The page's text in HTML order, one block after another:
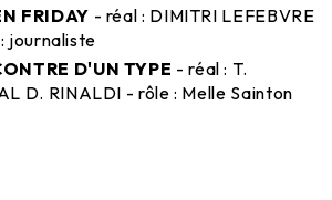
FRIDAY - réal : DIMITRI LEFEBVRE
journaliste
D'UN TYPE - réal : T.
D. RINALDI - rôle : Melle Sainton